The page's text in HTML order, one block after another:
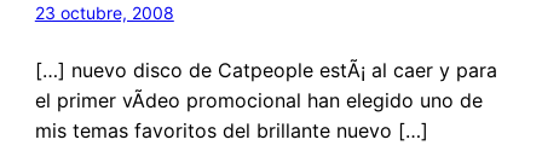
23 octubre, 2008
[…] nuevo disco de Catpeople estÃ¡ al caer y para
el primer vÃ­deo promocional han elegido uno de
mis temas favoritos del brillante nuevo […]